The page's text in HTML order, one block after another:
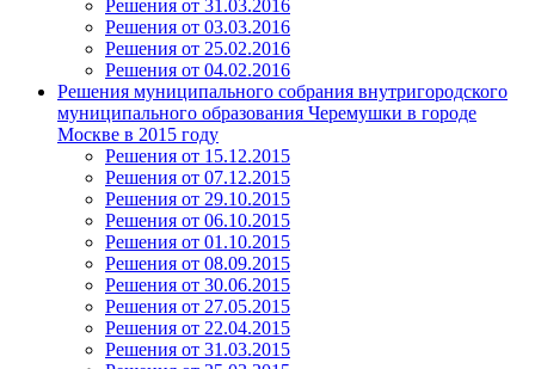
Решения от 31.03.2016
Решения от 03.03.2016
Решения от 25.02.2016
Решения от 04.02.2016
Решения муниципального собрания внутригородского
муниципального образования Черемушки в городе
Москве в 2015 году
Решения от 15.12.2015
Решения от 07.12.2015
Решения от 29.10.2015
Решения от 06.10.2015
Решения от 01.10.2015
Решения от 08.09.2015
Решения от 30.06.2015
Решения от 27.05.2015
Решения от 22.04.2015
Решения от 31.03.2015